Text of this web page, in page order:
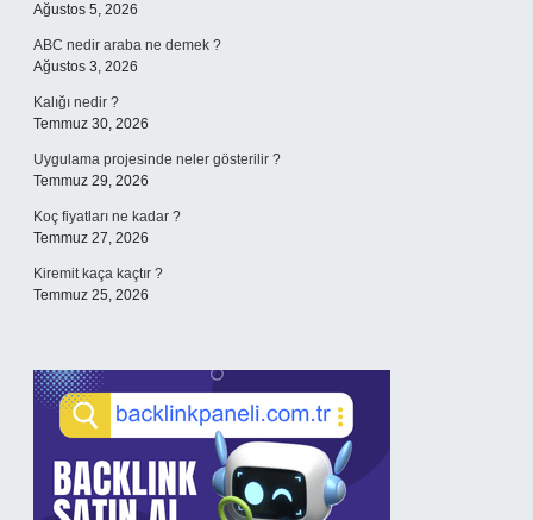
Ağustos 5, 2026
ABC nedir araba ne demek ?
Ağustos 3, 2026
Kalığı nedir ?
Temmuz 30, 2026
Uygulama projesinde neler gösterilir ?
Temmuz 29, 2026
Koç fiyatları ne kadar ?
Temmuz 27, 2026
Kiremit kaça kaçtır ?
Temmuz 25, 2026